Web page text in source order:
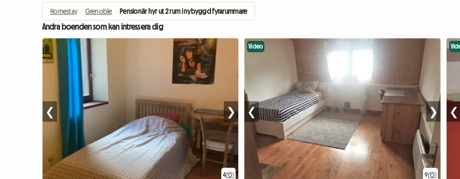
Homestay › Grenoble › Pensionär hyr ut 2 rum i nybyggd fyrarummare
Andra boenden som kan intressera dig
4
❮ ❯
9
Video
❮ ❯ ❮